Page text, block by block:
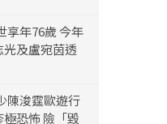
享年76歲 今年
光及盧宛茵透
陳浚霆歐遊行
恐怖 險「毀